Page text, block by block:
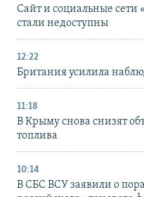
Сайт и социальные
стали недоступны
12:22
Британия усилила
11:18
В Крыму снова снизят
топлива
10:14
В СБС ВСУ заявили о